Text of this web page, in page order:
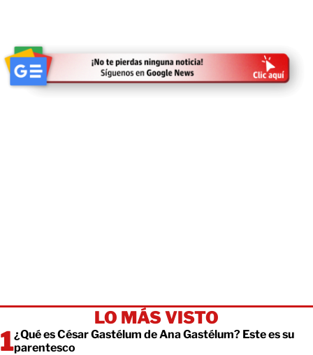
LO MÁS VISTO
¿Qué es César Gastélum de Ana Gastélum? Este es su
parentesco